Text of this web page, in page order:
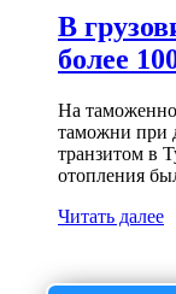
В
более
На
таможни при
транзитом в
отопления
Читать далее